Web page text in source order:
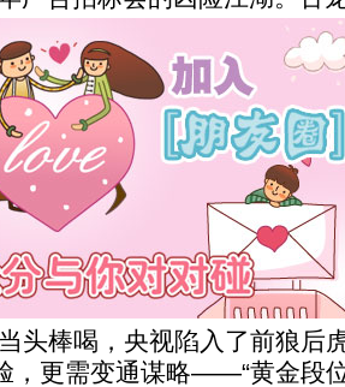
头棒喝，央视陷入了前狼后
，更需变通谋略——“黄金段